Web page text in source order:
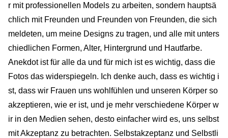
r mit professionellen Models zu arbeiten, sondern hauptsä
chlich mit Freunden und Freunden von Freunden, die sich
meldeten, um meine Designs zu tragen, und alle mit unters
chiedlichen Formen, Alter, Hintergrund und Hautfarbe.
Anekdot ist für alle da und für mich ist es wichtig, dass die
Fotos das widerspiegeln. Ich denke auch, dass es wichtig i
st, dass wir Frauen uns wohlfühlen und unseren Körper so
akzeptieren, wie er ist, und je mehr verschiedene Körper w
ir in den Medien sehen, desto einfacher wird es, uns selbst
mit Akzeptanz zu betrachten. Selbstakzeptanz und Selbstli